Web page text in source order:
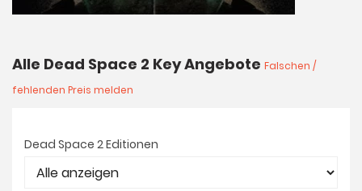
Alle Dead Space 2 Key Angebote Falschen /
fehlenden Preis melden
Dead Space 2 Editionen